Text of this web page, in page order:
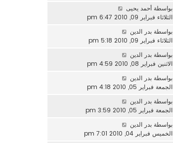
بواسطة أحمد يحيى
الثلاثاء فبراير 09, 2010 6:47 pm
بواسطة بدر الدين
الثلاثاء فبراير 09, 2010 5:18 pm
بواسطة بدر الدين
الاثنين فبراير 08, 2010 4:59 pm
بواسطة بدر الدين
الجمعة فبراير 05, 2010 4:18 pm
بواسطة بدر الدين
الجمعة فبراير 05, 2010 3:59 pm
بواسطة بدر الدين
الخميس فبراير 04, 2010 7:01 pm